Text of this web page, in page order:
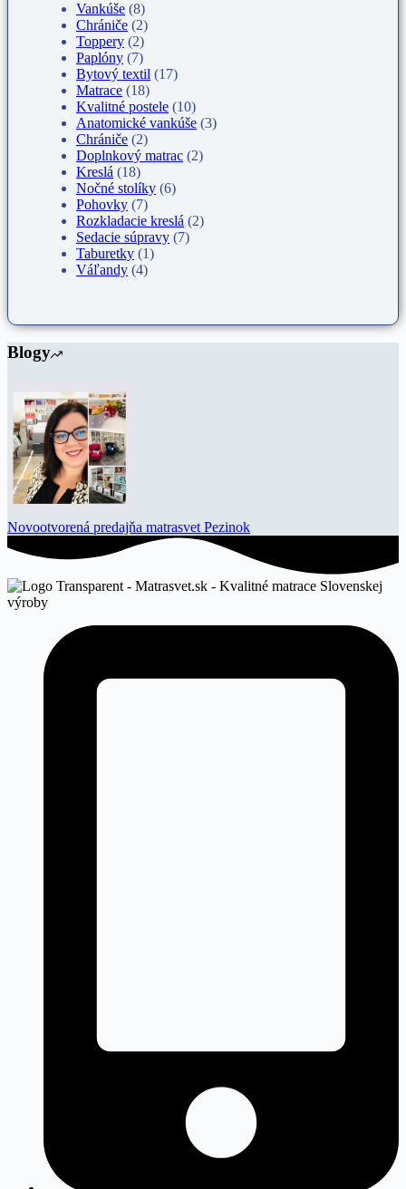
Vankúše (8)
Chrániče (2)
Toppery (2)
Paplóny (7)
Bytový textil (17)
Matrace (18)
Kvalitné postele (10)
Anatomické vankúše (3)
Chrániče (2)
Doplnkový matrac (2)
Kreslá (18)
Nočné stolíky (6)
Pohovky (7)
Rozkladacie kreslá (2)
Sedacie súpravy (7)
Taburetky (1)
Váľandy (4)
Blogy
Novootvorená predajňa matrasvet Pezinok